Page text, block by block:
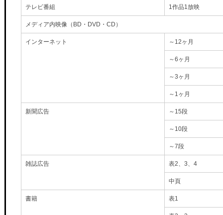
テレビ番組 1作品1放映
メディア内映像（BD・DVD・CD）
インターネット ～12ヶ月
～6ヶ月
～3ヶ月
～1ヶ月
新聞広告 ～15段
～10段
～7段
雑誌広告 表2、3、4
中頁
書籍 表1